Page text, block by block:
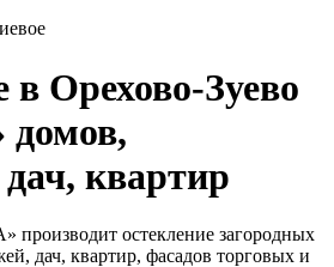
в Орехово-Зуево
домов,
квартир
остекление загородных
дач, квартир, фасадов торговых и